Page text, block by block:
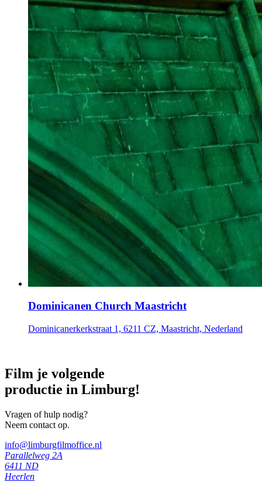
Dominicanen Church Maastricht
Dominicanerkerkstraat 1, 6211 CZ, Maastricht, Nederland
Film je volgende
productie in Limburg!
Vragen of hulp nodig?
Neem contact op.
info@limburgfilmoffice.nl
Parallelweg 2A
6411 ND
Heerlen